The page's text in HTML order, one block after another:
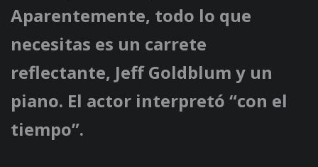
Aparentemente, todo lo que
necesitas es un carrete
reflectante, Jeff Goldblum y un
piano. El actor interpretó “con el
tiempo”.